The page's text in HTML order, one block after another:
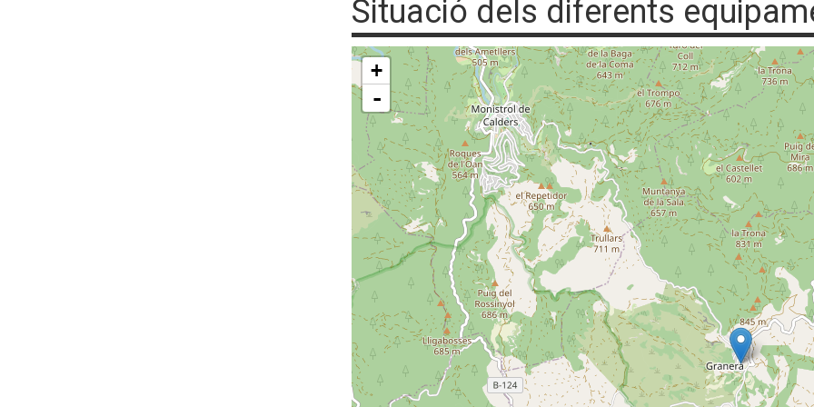
Situació dels diferents
+
-